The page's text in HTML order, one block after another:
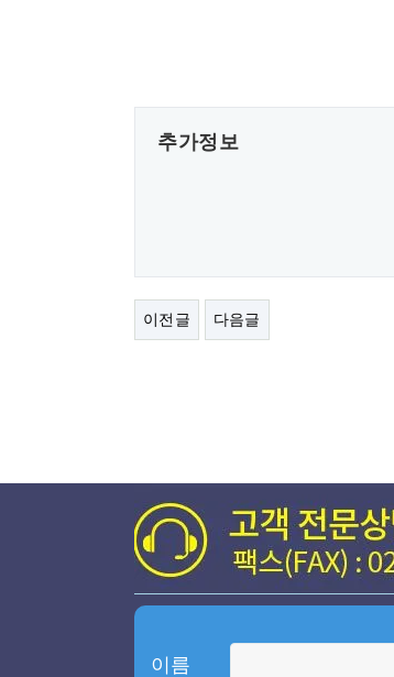
추가정보
이전글 다음글
이름